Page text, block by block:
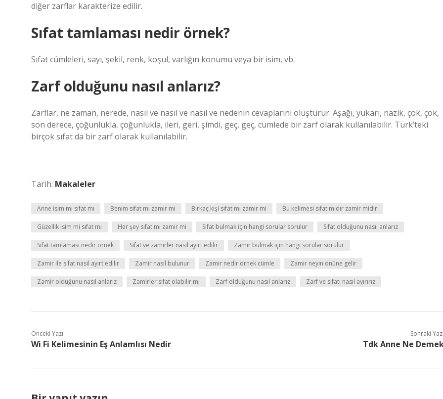
diğer zarflar karakterize edilir.
Sıfat tamlaması nedir örnek?
Sıfat cümleleri, sayı, şekil, renk, koşul, varlığın konumu veya bir isim, vb.
Zarf olduğunu nasıl anlarız?
Zarflar, ne zaman, nerede, nasıl ve nasıl ve nasıl ve nedenin cevaplarını oluşturur. Aşağı, yukarı, nazik, çok, çok,
son derece, çoğunlukla, çoğunlukla, ileri, geri, şimdi, geç, geç, cümlede bir zarf olarak kullanılabilir. Türk’teki
birçok sıfat da bir zarf olarak kullanılabilir.
Tarih: Makaleler
Anne isim mi sıfat mı Benim sıfat mı zamir mi Birkaç kişi sıfat mı zamir mi Bu kelimesi sıfat mıdır zamir midir
Güzellik isim mi sıfat mı Her şey sıfat mı zamir mi Sıfat bulmak için hangi sorular sorulur Sıfat olduğunu nasıl anlarız
Sıfat tamlaması nedir örnek Sıfat ve zamirler nasıl ayırt edilir Zamir bulmak için hangi sorular sorulur
Zamir ile sıfat nasıl ayırt edilir Zamir nasıl bulunur Zamir nedir örnek cümle Zamir neyin önüne gelir
Zamir olduğunu nasıl anlarız Zamirler sıfat olabilir mi Zarf olduğunu nasıl anlarız Zarf ve sıfatı nasıl ayırırız
Önceki Yazı
Wi Fi Kelimesinin Eş Anlamlısı Nedir
Sonraki
Tdk Anne Ne